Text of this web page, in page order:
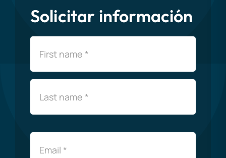
Solicitar información